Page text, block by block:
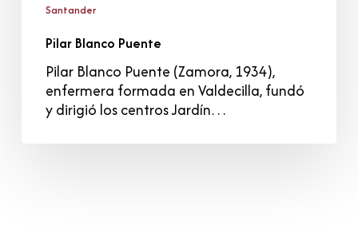
Santander
Pilar Blanco Puente
Pilar Blanco Puente (Zamora, 1934),
enfermera formada en Valdecilla, fundó
y dirigió los centros Jardín…